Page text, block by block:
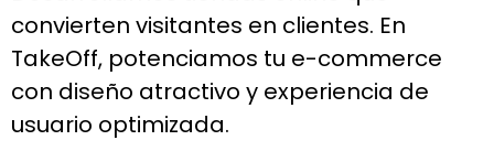
convierten visitantes en clientes. En
TakeOff, potenciamos tu e-commerce
con diseño atractivo y experiencia de
usuario optimizada.